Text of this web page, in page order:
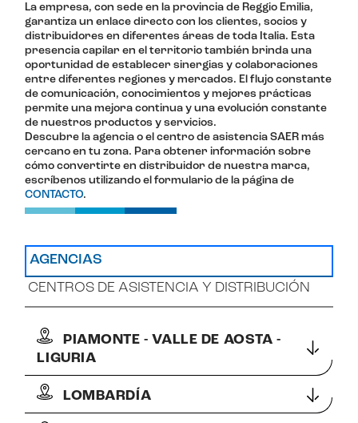
La empresa, con sede en la provincia de Reggio Emilia,
garantiza un enlace directo con los clientes, socios y
distribuidores en diferentes áreas de toda Italia. Esta
presencia capilar en el territorio también brinda una
oportunidad de establecer sinergias y colaboraciones
entre diferentes regiones y mercados. El flujo constante
de comunicación, conocimientos y mejores prácticas
permite una mejora continua y una evolución constante
de nuestros productos y servicios.
Descubre la agencia o el centro de asistencia SAER más
cercano en tu zona. Para obtener información sobre
cómo convertirte en distribuidor de nuestra marca,
escríbenos utilizando el formulario de la página de
CONTACTO.
AGENCIAS
CENTROS DE ASISTENCIA Y DISTRIBUCIÓN
PIAMONTE - VALLE DE AOSTA -
LIGURIA
LOMBARDÍA